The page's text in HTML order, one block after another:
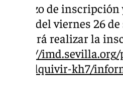
El plazo de
horas del viernes 26
se podrá realizar la
https://
guadalquivir-kh7/